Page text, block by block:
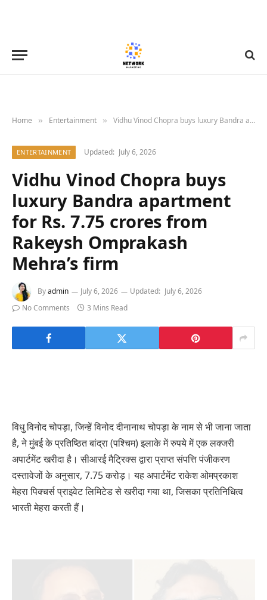
Home » Entertainment » Vidhu Vinod Chopra buys luxury Bandra apartment for Rs. 7.75 crores from Rakeysh Omprakash Mehra’s firm
ENTERTAINMENT Updated: July 6, 2026
Vidhu Vinod Chopra buys
luxury Bandra apartment
for Rs. 7.75 crores from
Rakeysh Omprakash
Mehra’s firm
Byadmin July 6, 2026 Updated: July 6, 2026
No Comments
3 Mins Read
विधु विनोद चोपड़ा, जिन्हें विनोद दीनानाथ चोपड़ा के नाम से भी जाना जाता
है, ने मुंबई के प्रतिष्ठित बांद्रा (पश्चिम) इलाके में रुपये में एक लक्जरी
अपार्टमेंट खरीदा है। सीआरई मैट्रिक्स द्वारा प्राप्त संपत्ति पंजीकरण
दस्तावेजों के अनुसार, 7.75 करोड़। यह अपार्टमेंट राकेश ओमप्रकाश
मेहरा पिक्चर्स प्राइवेट लिमिटेड से खरीदा गया था, जिसका प्रतिनिधित्व
भारती मेहरा करती हैं।